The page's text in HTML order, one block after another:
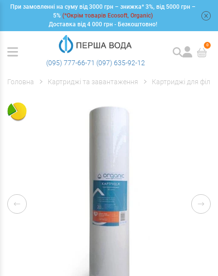
При замовленні на суму від 3000 грн – знижка* 3%, від 5000 грн –
5% (*Окрім товарів Ecosoft, Organic)
Доставка від 4 000 грн - Безкоштовно!
(095) 777-66-71 (097) 635-92-12
0
Головна Картриджі та завантаження Картриджі для